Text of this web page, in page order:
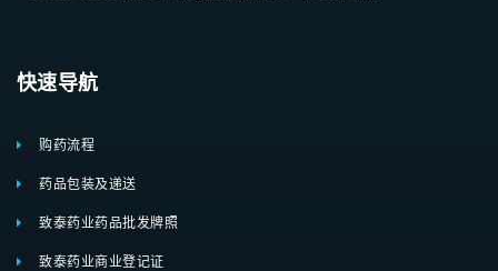
快速导航
购药流程
药品包装及递送
致泰药业药品批发牌照
致泰药业商业登记证